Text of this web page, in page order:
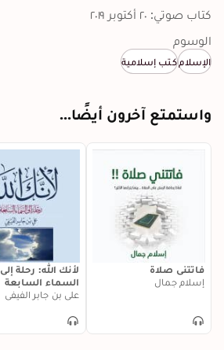
كتاب صوتي: ٢٠ أكتوبر ٢٠١٩
الوسوم
الإسلامكتب إسلامية
واستمتع آخرون أيضًا...
فاتتني صلاة
إسلام جمال
لأنك الله: رحلة إلى
السماء السابعة
علي بن جابر الفيفي